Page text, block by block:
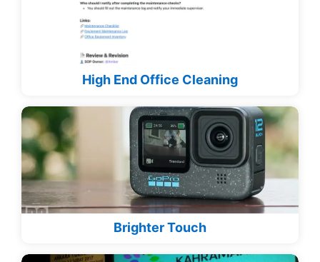
High End Office Cleaning
Brighter Touch